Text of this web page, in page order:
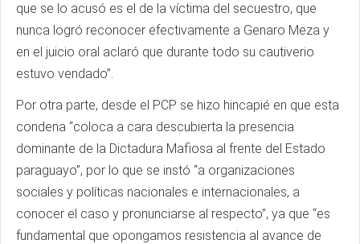
que se lo acusó es el de la víctima del secuestro, que
nunca logró reconocer efectivamente a Genaro Meza y
en el juicio oral aclaró que durante todo su cautiverio
estuvo vendado”.
Por otra parte, desde el PCP se hizo hincapié en que esta
condena “coloca a cara descubierta la presencia
dominante de la Dictadura Mafiosa al frente del Estado
paraguayo”, por lo que se instó “a organizaciones
sociales y políticas nacionales e internacionales, a
conocer el caso y pronunciarse al respecto”, ya que “es
fundamental que opongamos resistencia al avance de